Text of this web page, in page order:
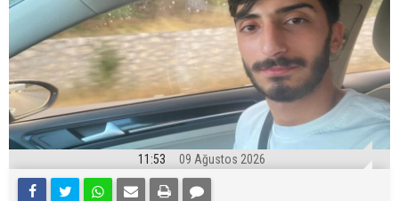
11:53 09 Ağustos 2026